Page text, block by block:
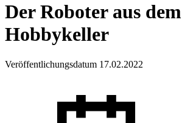
Der Roboter aus dem
Hobbykeller
Veröffentlichungsdatum 17.02.2022